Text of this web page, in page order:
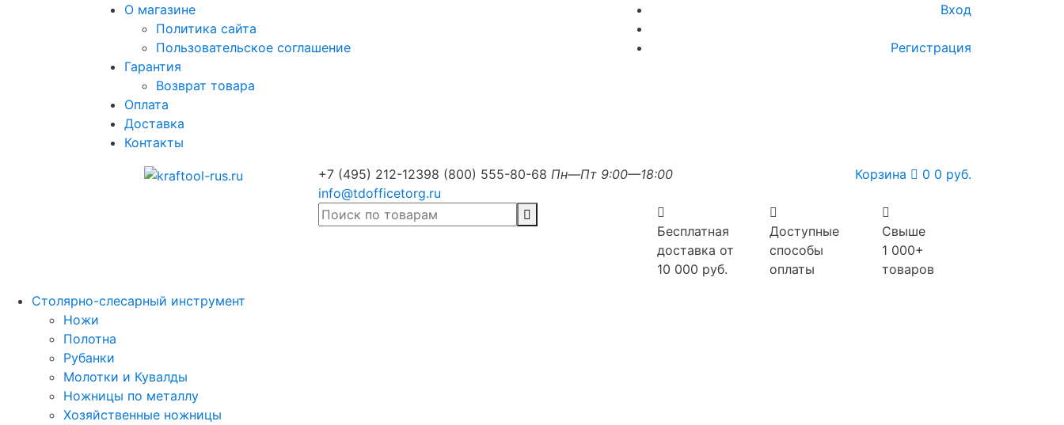
О магазине
Политика сайта
Пользовательское соглашение
Гарантия
Возврат товара
Оплата
Доставка
Контакты
Вход
Регистрация
+7 (495) 212-12398 (800) 555-80-68 Пн—Пт 9:00—18:00
info@tdofficetorg.ru
Корзина 0 0 руб.
Бесплатная
доставка от
10 000 руб.
Доступные
способы
оплаты
Свыше
1 000+
товаров
Столярно-слесарный инструмент
Ножи
Полотна
Рубанки
Молотки и Кувалды
Ножницы по металлу
Хозяйственные ножницы